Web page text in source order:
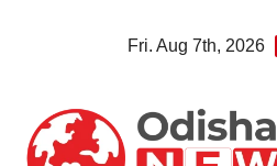
Fri. Aug 7th, 2026